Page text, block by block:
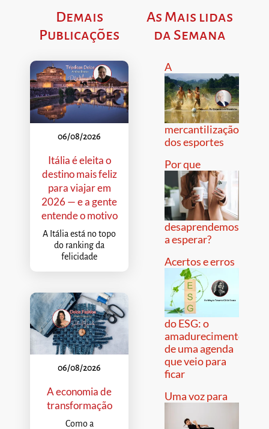
Demais
Publicações
06/08/2026
Itália é eleita o
destino mais feliz
para viajar em
2026 — e a gente
entende o motivo
A Itália está no topo
do ranking da
felicidade
06/08/2026
A economia de
transformação
Como a
As Mais lidas
da Semana
A
mercantilização
dos esportes
Por que
desaprendemos
a esperar?
Acertos e erros
do ESG: o
amadurecimento
de uma agenda
que veio para
ficar
Uma voz para